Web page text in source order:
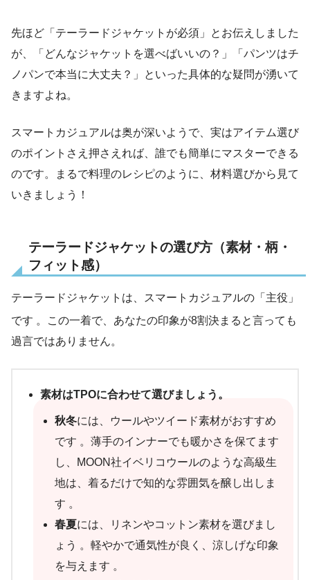
先ほど「テーラードジャケットが必須」とお伝えしました
が、「どんなジャケットを選べばいいの？」「パンツはチ
ノパンで本当に大丈夫？」といった具体的な疑問が湧いて
きますよね。
スマートカジュアルは奥が深いようで、実はアイテム選び
のポイントさえ押さえれば、誰でも簡単にマスターできる
のです。まるで料理のレシピのように、材料選びから見て
いきましょう！
テーラードジャケットの選び方（素材・柄・
フィット感）
テーラードジャケットは、スマートカジュアルの「主役」
です 。この一着で、あなたの印象が8割決まると言っても
過言ではありません。
素材はTPOに合わせて選びましょう。
秋冬には、ウールやツイード素材がおすすめ
です 。薄手のインナーでも暖かさを保てます
し、MOON社イベリコウールのような高級生
地は、着るだけで知的な雰囲気を醸し出しま
す 。
春夏には、リネンやコットン素材を選びまし
ょう 。軽やかで通気性が良く、涼しげな印象
を与えます 。